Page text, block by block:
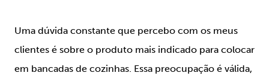
Uma dúvida constante que percebo com os meus
clientes é sobre o produto mais indicado para colocar
em bancadas de cozinhas. Essa preocupação é válida,